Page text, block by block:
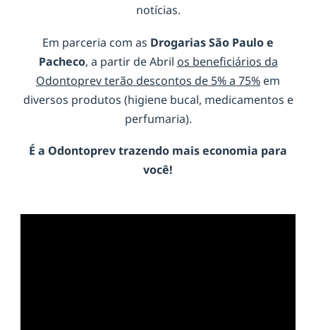
notícias.
Em parceria com as Drogarias São Paulo e
Pacheco, a partir de Abril os beneficiários da
Odontoprev terão descontos de 5% a 75% em
diversos produtos (higiene bucal, medicamentos e
perfumaria).
É a Odontoprevtrazendo mais economia para
você!